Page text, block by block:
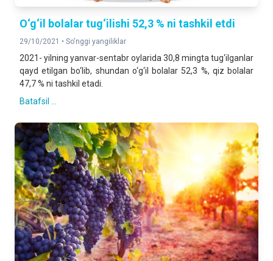
O‘g‘il bolalar tug‘ilishi 52,3 % ni tashkil etdi
29/10/2021 • So'nggi yangiliklar
2021- yilning yanvar-sentabr oylarida 30,8 mingta tug‘ilganlar
qayd etilgan bo‘lib, shundan o‘g‘il bolalar 52,3 %, qiz bolalar
47,7 % ni tashkil etadi.
Batafsil ...